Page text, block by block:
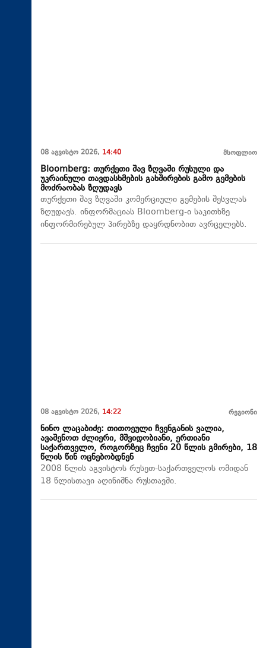
08 აგვისტო 2026, 14:40 მსოფლიო
Bloomberg: თურქეთი შავ ზღვაში რუსული და
უკრაინული თავდასხმების გახშირების გამო გემების
მოძრაობას ზღუდავს
თურქეთი შავ ზღვაში კომერციული გემების შესვლას
ზღუდავს. ინფორმაციას Bloomberg-ი საკითხზე
ინფორმირებულ პირებზე დაყრდნობით ავრცელებს.
08 აგვისტო 2026, 14:22 რეგიონი
ნინო ლაცაბიძე: თითოეული ჩვენგანის ვალია,
ავაშენოთ ძლიერი, მშვიდობიანი, ერთიანი
საქართველო, როგორზეც ჩვენი 20 წლის გმირები, 18
წლის წინ ოცნებობდნენ
2008 წლის აგვისტოს რუსეთ-საქართველოს ომიდან
18 წლისთავი აღინიშნა რუსთავში.